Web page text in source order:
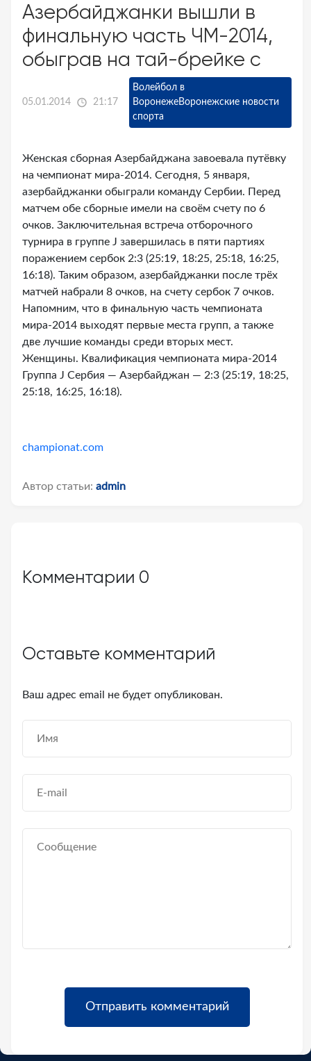
Азербайджанки вышли в
финальную часть ЧМ-2014,
обыграв на тай-брейке с
05.01.2014 21:17
Волейбол в
ВоронежеВоронежские новости
спорта
Женская сборная Азербайджана завоевала путёвку
на чемпионат мира-2014. Сегодня, 5 января,
азербайджанки обыграли команду Сербии. Перед
матчем обе сборные имели на своём счету по 6
очков. Заключительная встреча отборочного
турнира в группе J завершилась в пяти партиях
поражением сербок 2:3 (25:19, 18:25, 25:18, 16:25,
16:18). Таким образом, азербайджанки после трёх
матчей набрали 8 очков, на счету сербок 7 очков.
Напомним, что в финальную часть чемпионата
мира-2014 выходят первые места групп, а также
две лучшие команды среди вторых мест.
Женщины. Квалификация чемпионата мира-2014
Группа J Сербия — Азербайджан — 2:3 (25:19, 18:25,
25:18, 16:25, 16:18).
championat.com
Автор статьи: admin
Комментарии 0
Оставьте комментарий
Ваш адрес email не будет опубликован.